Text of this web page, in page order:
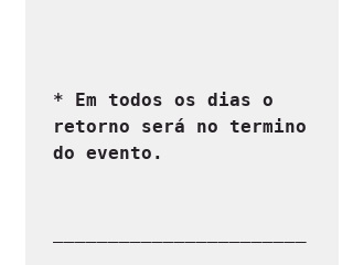
* Em todos os dias o
retorno será no termino
do evento.